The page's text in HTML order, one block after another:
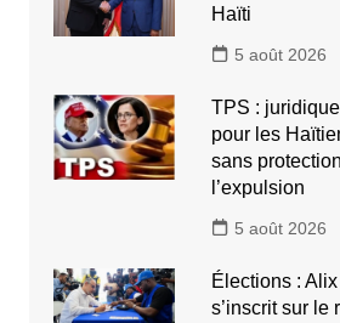
Haïti
5 août 2026
TPS :
pour les
sans
l’expulsion
5 août 2026
Élections :
s’inscrit sur le